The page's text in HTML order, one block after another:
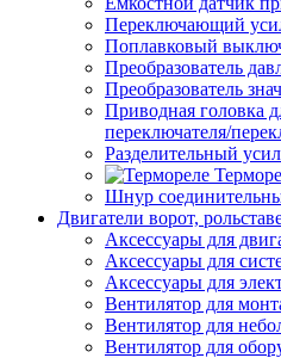
Переключающий
Поплавковый
Преобразователь
Преобразователь
Приводная головка
переключателя/
Разделительный
Шнур
Двигатели ворот,
Аксессуары для
Аксессуары для
Аксессуары для
Вентилятор для
Вентилятор для
Вентилятор для